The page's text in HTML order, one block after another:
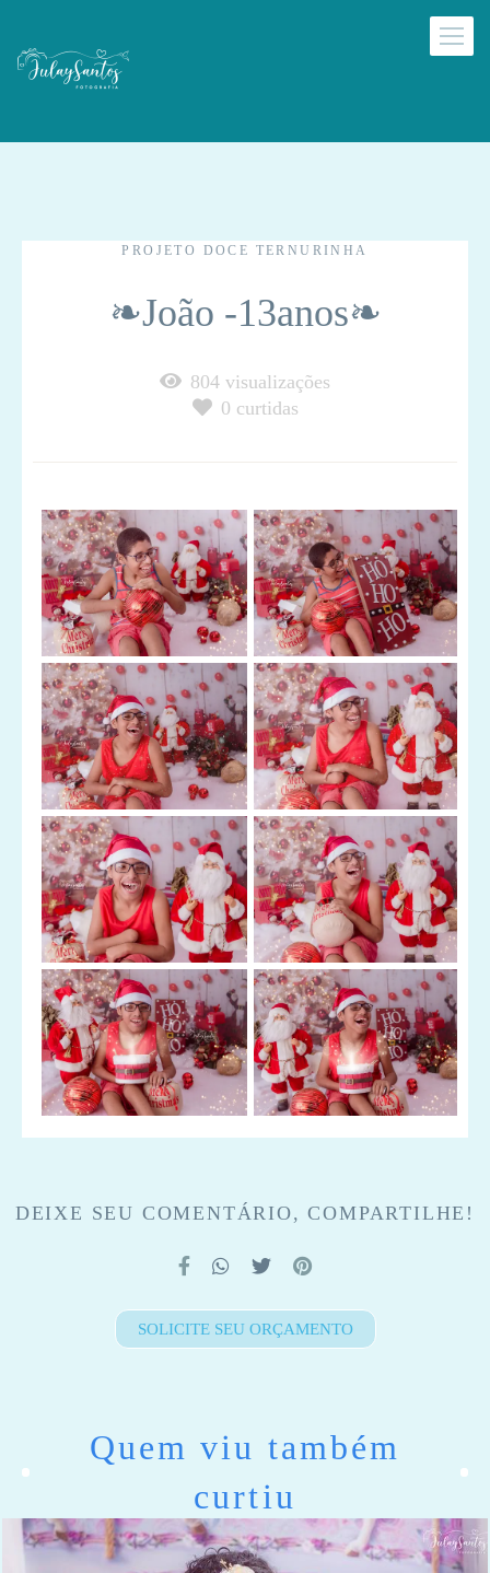
PROJETO DOCE TERNURINHA
❧João -13anos❧
804 visualizações
0 curtidas
DEIXE SEU COMENTÁRIO, COMPARTILHE!
SOLICITE SEU ORÇAMENTO
Quem viu também
curtiu